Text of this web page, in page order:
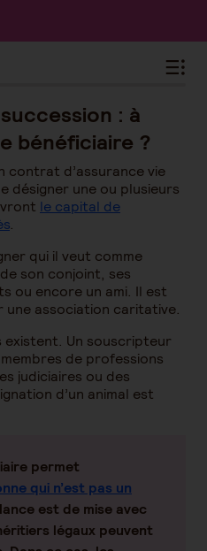
: à
bénéficiaire ?
contrat d’assurance vie
désigner une ou plusieurs
le capital de
.
qui il veut comme
son conjoint, ses
ou encore un ami. Il est
une association caritative.
Un souscripteur
de professions
judiciaires ou des
d’un animal est
permet
qui n’est pas un
est de mise avec
légaux peuvent